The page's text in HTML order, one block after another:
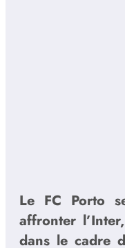
Le FC Porto
affronter
dans le cadre